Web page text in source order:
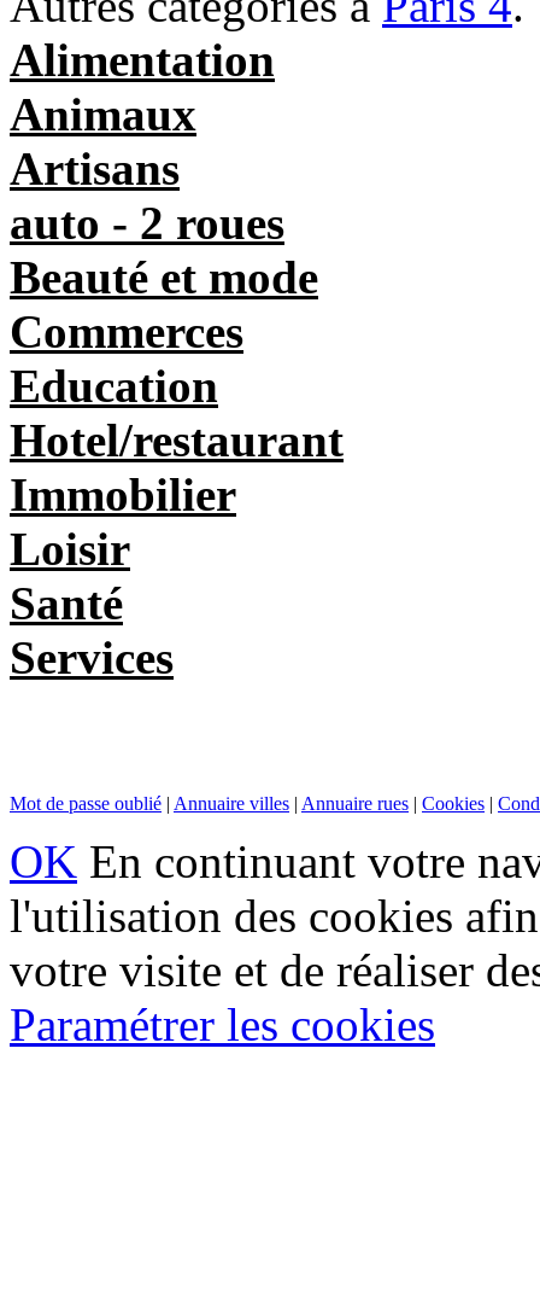
Alimentation
Animaux
Artisans
auto - 2 roues
Beauté et mode
Commerces
Education
Hotel/restaurant
Immobilier
Loisir
Santé
Services
Mot de passe oublié | Annuaire villes | Annuaire rues | Cookies |
OK En continuant votre
l'utilisation des cookies
votre visite et de réaliser
Paramétrer les cookies